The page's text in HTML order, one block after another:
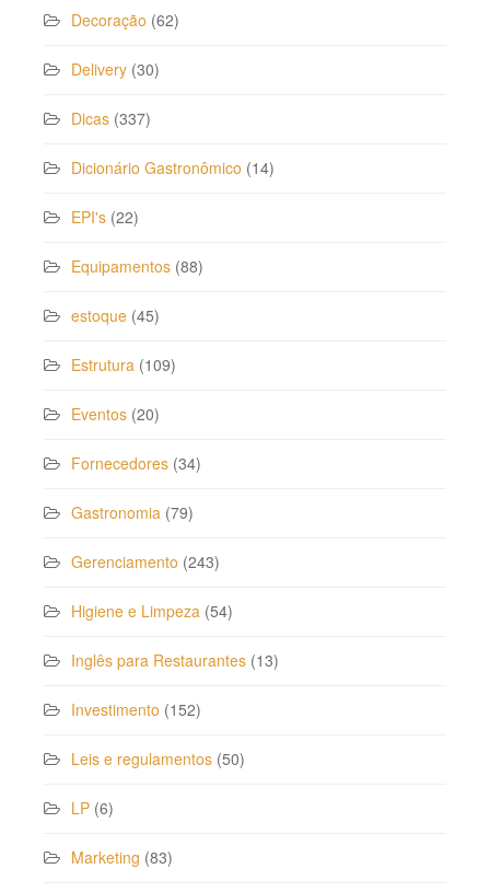
Decoração (62)
Delivery (30)
Dicas (337)
Dicionário Gastronômico (14)
EPI's (22)
Equipamentos (88)
estoque (45)
Estrutura (109)
Eventos (20)
Fornecedores (34)
Gastronomia (79)
Gerenciamento (243)
Higiene e Limpeza (54)
Inglês para Restaurantes (13)
Investimento (152)
Leis e regulamentos (50)
LP (6)
Marketing (83)